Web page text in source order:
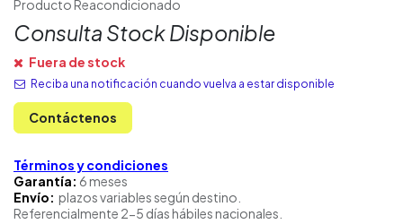
Producto Reacondicionado
Consulta Stock Disponible
Fuera de stock
Reciba una notificación cuando vuelva a estar disponible
Contáctenos
Términos y condiciones
Garantía: 6 meses
Envío: plazos variables según destino.
Referencialmente 2-5 días hábiles nacionales.